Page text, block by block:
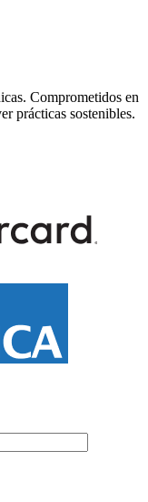
Comprometidos en
prácticas sostenibles.